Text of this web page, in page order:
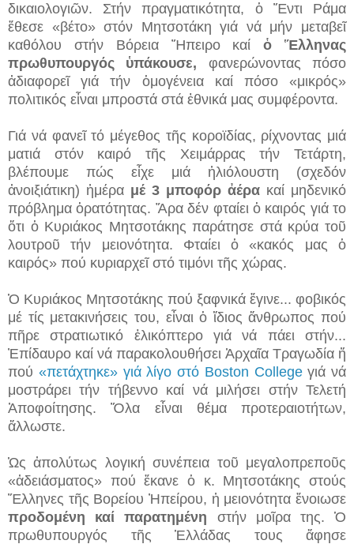
δικαιολογιῶν. Στήν πραγματικότητα, ὁ Ἕντι Ράμα
ἔθεσε «βέτο» στόν Μητσοτάκη γιά νά μήν μεταβεῖ
καθόλου στήν Βόρεια Ἤπειρο καίὁ Ἕλληνας
πρωθυπουργός ὑπάκουσε, φανερώνοντας πόσο
ἀδιαφορεῖ γιά τήν ὁμογένεια καί πόσο «μικρός»
πολιτικός εἶναι μπροστά στά ἐθνικά μας συμφέροντα.
Γιά νά φανεῖ τό μέγεθος τῆς κοροϊδίας, ρίχνοντας μιά
ματιά στόν καιρό τῆς Χειμάρρας τήν Τετάρτη,
βλέπουμε πώς εἶχε μιά ἡλιόλουστη (σχεδόν
ἀνοιξιάτικη) ἡμέρα μέ 3 μποφόρ ἀέρα καί μηδενικό
πρόβλημα ὁρατότητας. Ἄρα δέν φταίει ὁ καιρός γιά το
ὅτι ὁ Κυριάκος Μητσοτάκης παράτησε στά κρύα τοῦ
λουτροῦ τήν μειονότητα. Φταίει ὁ «κακός μας ὁ
καιρός» πού κυριαρχεῖ στό τιμόνι τῆς χώρας.
Ὁ Κυριάκος Μητσοτάκης πού ξαφνικά ἔγινε... φοβικός
μέ τίς μετακινήσεις του, εἶναι ὁ ἴδιος ἄνθρωπος πού
πῆρε στρατιωτικό ἑλικόπτερο γιά νά πάει στήν...
Ἐπίδαυρο καί νά παρακολουθήσει Ἀρχαῖα Τραγωδία ἤ
πού «πετάχτηκε» γιά λίγο στό Boston Collegeγιά νά
μοστράρει τήν τήβεννο καί νά μιλήσει στήν Τελετή
Ἀποφοίτησης. Ὅλα εἶναι θέμα προτεραιοτήτων,
ἄλλωστε.
Ὡς ἀπολύτως λογική συνέπεια τοῦ μεγαλοπρεποῦς
«ἀδειάσματος» πού ἔκανε ὁ κ. Μητσοτάκης στούς
Ἕλληνες τῆς Βορείου Ἠπείρου, ἡ μειονότητα ἔνοιωσε
προδομένη καί παρατημένη στήν μοῖρα της. Ὁ
πρωθυπουργός τῆς Ἑλλάδας τους ἄφησε